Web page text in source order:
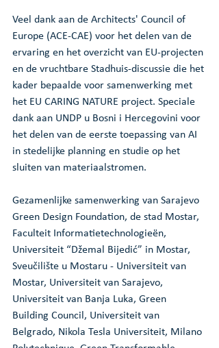
Veel dank aan de Architects' Council of
Europe (ACE-CAE) voor het delen van de
ervaring en het overzicht van EU-projecten
en de vruchtbare Stadhuis-discussie die het
kader bepaalde voor samenwerking met
het EU CARING NATURE project. Speciale
dank aan UNDP u Bosni i Hercegovini voor
het delen van de eerste toepassing van AI
in stedelijke planning en studie op het
sluiten van materiaalstromen.
Gezamenlijke samenwerking van Sarajevo
Green Design Foundation, de stad Mostar,
Faculteit Informatietechnologieën,
Universiteit “Džemal Bijedić” in Mostar,
Sveučilište u Mostaru - Universiteit van
Mostar, Universiteit van Sarajevo,
Universiteit van Banja Luka, Green
Building Council, Universiteit van
Belgrado, Nikola Tesla Universiteit, Milano